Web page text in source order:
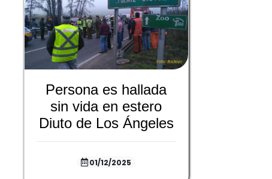
Persona es hallada
sin vida en estero
Diuto de Los Ángeles
01/12/2025